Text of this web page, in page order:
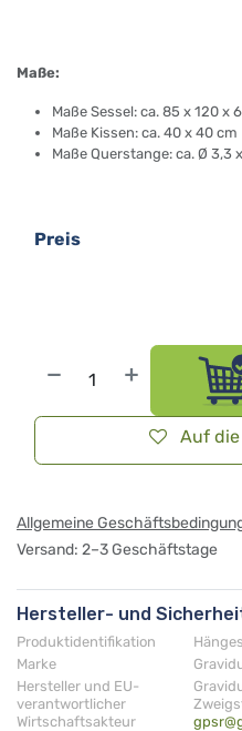
Maße:
Maße Sessel: ca. 85 x 120 x
Maße Kissen: ca. 40 x 40 cm
Maße Querstange: ca. Ø 3,3
Auf
Preis
Allgemeine
Versand: 2–3 Geschäftstage
Hersteller- und
Produktidentifikation
Marke
Hersteller und EU-
verantwortlicher
Wirtschaftsakteur